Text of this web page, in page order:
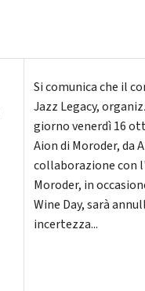
Si comunica che il
Jazz Legacy,
giorno venerdì 16
Aion di Moroder, da
collaborazione con
Moroder, in
Wine Day, sarà
incertezza...